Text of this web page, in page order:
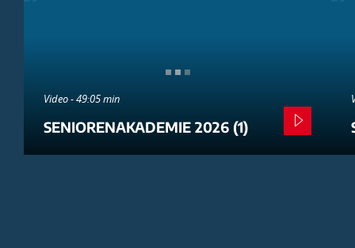
Video - 49:05 min
SENIORENAKADEMIE 2026 (1)